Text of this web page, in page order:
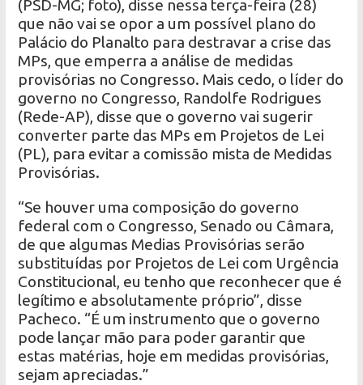
(PSD-MG; foto), disse nessa terça-feira (28)
que não vai se opor a um possível plano do
Palácio do Planalto para destravar a crise das
MPs, que emperra a análise de medidas
provisórias no Congresso. Mais cedo, o líder do
governo no Congresso, Randolfe Rodrigues
(Rede-AP), disse que o governo vai sugerir
converter parte das MPs em Projetos de Lei
(PL), para evitar a comissão mista de Medidas
Provisórias.
“Se houver uma composição do governo
federal com o Congresso, Senado ou Câmara,
de que algumas Medias Provisórias serão
substituídas por Projetos de Lei com Urgência
Constitucional, eu tenho que reconhecer que é
legítimo e absolutamente próprio”, disse
Pacheco. “É um instrumento que o governo
pode lançar mão para poder garantir que
estas matérias, hoje em medidas provisórias,
sejam apreciadas.”